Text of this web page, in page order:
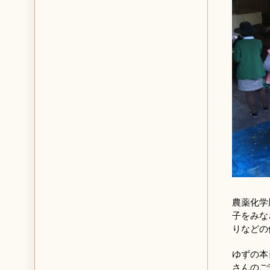
農薬化
子をみ
りなど
ゆずの
さんの